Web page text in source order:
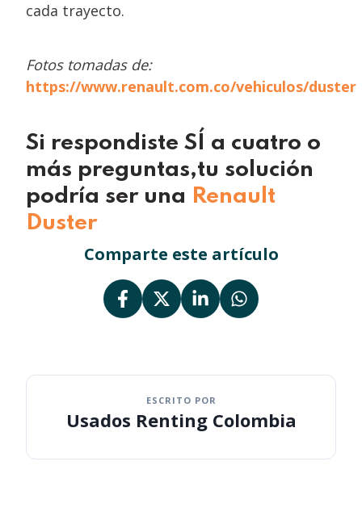
cada trayecto.
Fotos tomadas de:
https://www.renault.com.co/vehiculos/duster
Si respondiste SÍ a cuatro o
más preguntas,tu solución
podría ser una Renault
Duster
Comparte este artículo
ESCRITO POR
Usados Renting Colombia